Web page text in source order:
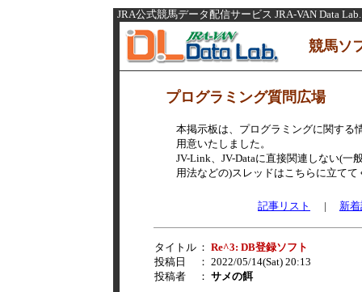
JRA公式競馬データ配信サービス JRA-VAN Data Lab.
競馬ソ
プログラミング質問広場
本掲示板は、プログラミングに関する
用意いたしました。
JV-Link、JV-Dataに直接関連しない(一
用法などの)スレッドはこちらに立てて
記事リスト | 新
タイトル ： Re^3: DB登録ソフト
投稿日
： 2022/05/14(Sat) 20:13
投稿者
： サメの餌